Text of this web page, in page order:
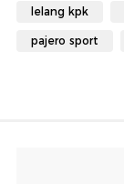
lelang kpk
pajero sport